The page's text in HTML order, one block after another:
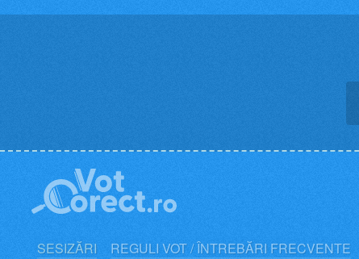
SESIZĂRI REGULI VOT / ÎNTREBĂRI FRECVENTE